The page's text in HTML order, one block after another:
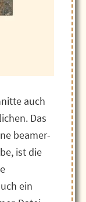
auch
Das
beamer-
ist die
ein